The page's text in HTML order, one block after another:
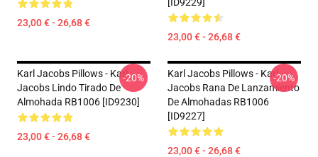
23,00 € - 26,68 €
23,00 € - 26,68 €
Karl Jacobs Pillows - Karl
Jacobs Lindo Tirado De
Almohada RB1006 [ID9230]
23,00 € - 26,68 €
-20%
Karl Jacobs Pillows - Karl
Jacobs Rana De Lanzamiento
De Almohadas RB1006
[ID9227]
23,00 € - 26,68 €
-20%